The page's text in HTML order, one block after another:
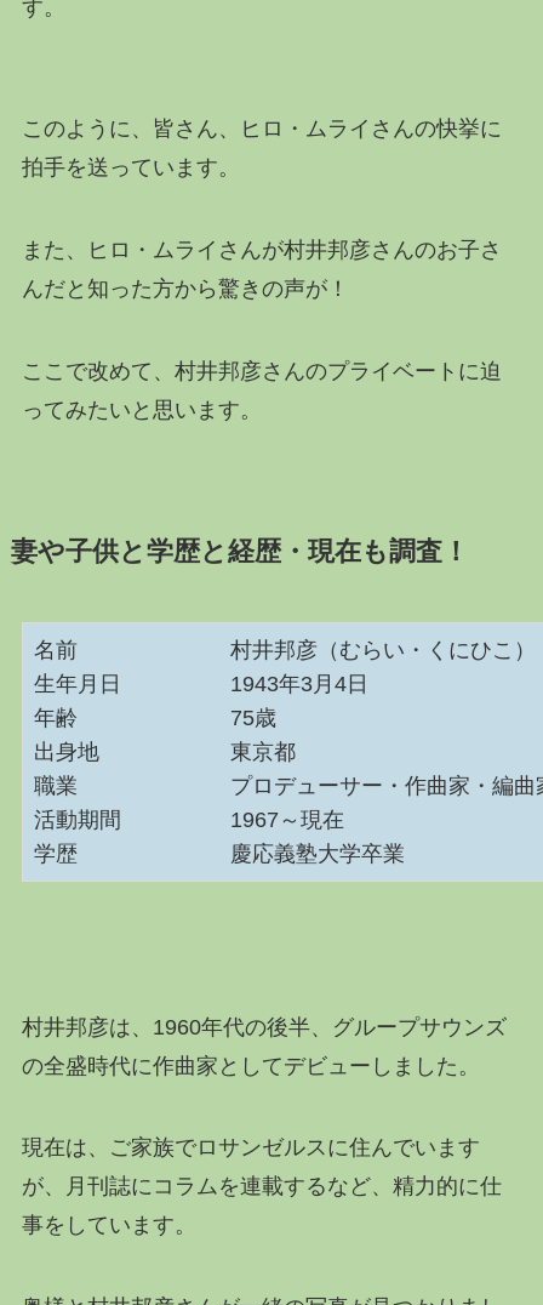
す。
このように、皆さん、ヒロ・ムライさんの快挙に
拍手を送っています。
また、ヒロ・ムライさんが村井邦彦さんのお子さ
んだと知った方から驚きの声が！
ここで改めて、村井邦彦さんのプライベートに迫
ってみたいと思います。
妻や子供と学歴と経歴・現在も調査！
名前 村井邦彦（むらい・くにひこ）
生年月日 1943年3月4日
年齢 75歳
出身地 東京都
職業 プロデューサー・作曲家・編曲
活動期間 1967～現在
学歴 慶応義塾大学卒業
村井邦彦は、1960年代の後半、グループサウンズ
の全盛時代に作曲家としてデビューしました。
現在は、ご家族でロサンゼルスに住んでいます
が、月刊誌にコラムを連載するなど、精力的に仕
事をしています。